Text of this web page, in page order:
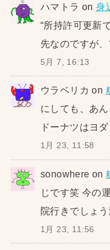
ハマトラ on身
“所持許可更新
先なのですが
5月 7, 16:13
ウラベリカ on
にしても、あ
ドーナツはヨ
1月 23, 11:58
sonowhere on
じです笑 今の
院行きでしょ
1月 23, 11:56